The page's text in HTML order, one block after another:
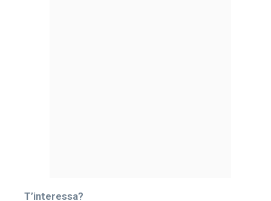
T’interessa?